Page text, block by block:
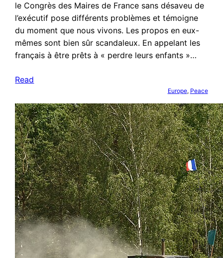
le Congrès des Maires de France sans désaveu de
l’exécutif pose différents problèmes et témoigne
du moment que nous vivons. Les propos en eux-
mêmes sont bien sûr scandaleux. En appelant les
français à être prêts à « perdre leurs enfants »…
Read
Europe, Peace